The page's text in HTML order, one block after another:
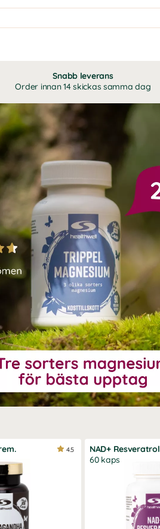
Snabb leverans
Order innan 14 skickas samma dag
4.5
NAD+ Resveratrol
60 kaps